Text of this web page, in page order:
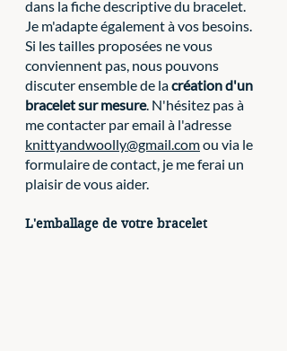
dans la fiche descriptive du bracelet.
Je m'adapte également à vos besoins.
Si les tailles proposées ne vous
conviennent pas, nous pouvons
discuter ensemble de la création d'un
bracelet sur mesure. N'hésitez pas à
me contacter par email à l'adresse
knittyandwoolly@gmail.com ou via le
formulaire de contact, je me ferai un
plaisir de vous aider.
L'emballage de votre bracelet